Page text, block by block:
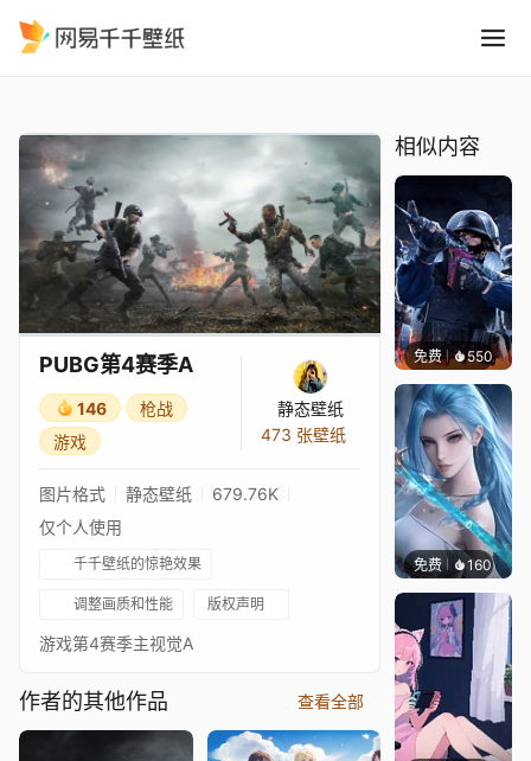
PUBG第4赛季A
146
枪战
游戏
静态壁纸
473 张壁纸
图片格式 静态壁纸
679.76K
仅个人使用
千千壁纸的惊艳效果
调整画质和性能 版权声明
游戏第4赛季主视觉A
作者的其他作品 查看全部
相似内容
免费 550小鬼
免费 160好看